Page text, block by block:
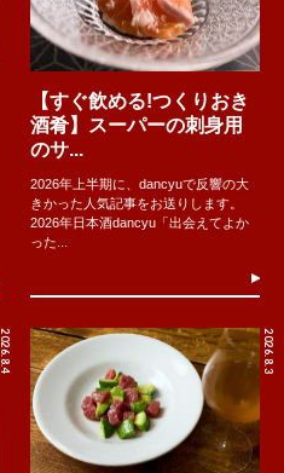
【すぐ飲める!つくりおき
酒肴】スーパーの刺身用
のサ...
2026年上半期に、dancyuで反響の大
きかった人気記事をお送りします。
2026年日本酒dancyu「出会えてよか
った...
2026.8.4 2026.8.3